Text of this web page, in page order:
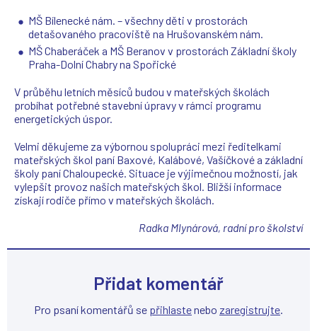
MŠ Bílenecké nám. – všechny děti v prostorách
detašovaného pracoviště na Hrušovanském nám.
MŠ Chaberáček a MŠ Beranov v prostorách Základní školy
Praha-Dolní Chabry na Spořické
V průběhu letních měsíců budou v mateřských školách
probíhat potřebné stavební úpravy v rámci programu
energetických úspor.
Velmi děkujeme za výbornou spolupráci mezi ředitelkami
mateřských škol paní Baxové, Kalábové, Vašíčkové a základní
školy paní Chaloupecké. Situace je výjimečnou možností, jak
vylepšit provoz našich mateřských škol. Bližší informace
získají rodiče přímo v mateřských školách.
Radka Mlynárová, radní pro školství
Přidat komentář
Pro psaní komentářů se přihlastenebo zaregistrujte.